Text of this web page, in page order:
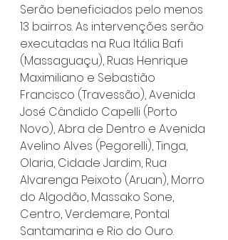
Serão beneficiados pelo menos
13 bairros. As intervenções serão
executadas na Rua Itália Bafi
(Massaguaçu), Ruas Henrique
Maximiliano e Sebastião
Francisco (Travessão), Avenida
José Cândido Capelli (Porto
Novo), Abra de Dentro e Avenida
Avelino Alves (Pegorelli), Tinga,
Olaria, Cidade Jardim, Rua
Alvarenga Peixoto (Aruan), Morro
do Algodão, Massako Sone,
Centro, Verdemare, Pontal
Santamarina e Rio do Ouro.